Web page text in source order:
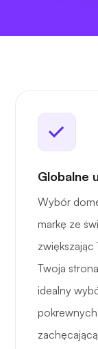
Globalne
Wybór
markę ze
Twoja
idealny